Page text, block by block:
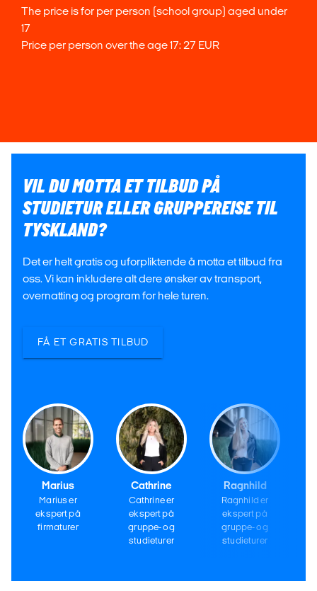
The price is for per person (school group) aged under
17
Price per person over the age 17: 27 EUR
VIL DU MOTTA ET TILBUD PÅ
STUDIETUR ELLER GRUPPEREISE TIL
TYSKLAND?
Det er helt gratis og uforpliktende å motta et tilbud fra
oss. Vi kan inkludere alt dere ønsker av transport,
overnatting og program for hele turen.
FÅ ET GRATIS TILBUD
Marius
Marius er
ekspert på
firmaturer
Cathrine
Cathrine er
ekspert på
gruppe- og
studieturer
Ragnhild
Ragnhild er
ekspert på
gruppe- og
studieturer